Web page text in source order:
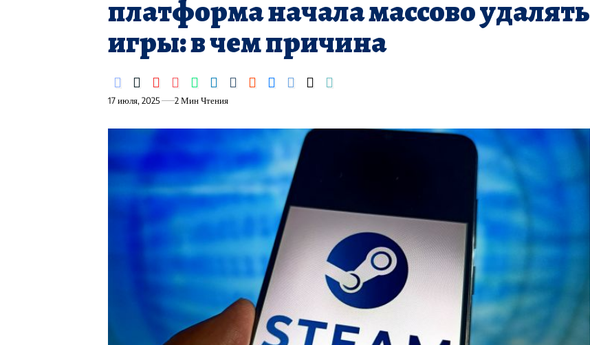
платформа начала массово удалять
игры: в чем причина
17 июля, 2025 2 Мин Чтения